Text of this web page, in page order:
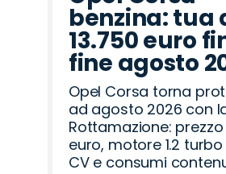
benzina: tua
13.750 euro
fine agosto
Opel Corsa torna
ad agosto 2026 con
Rottamazione: prezzo
euro, motore 1.2 turbo
CV e consumi